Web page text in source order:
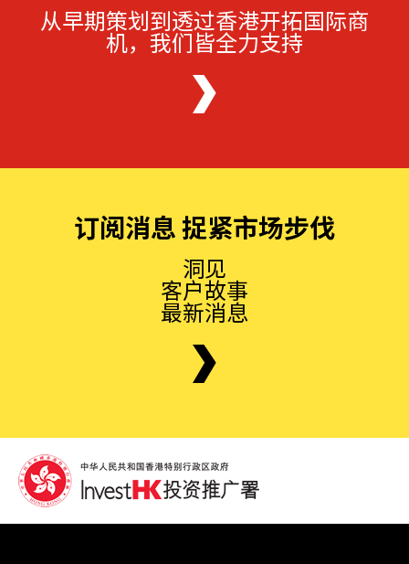
从早期策划到透过香港开拓国际商
机，我们皆全力支持
订阅消息 捉紧市场步伐
洞见
客户故事
最新消息